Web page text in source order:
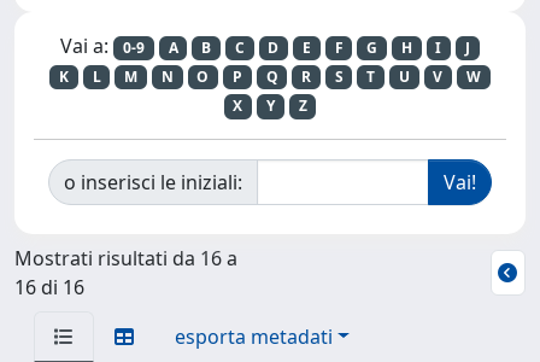
Vai a: 0-9 A B C D E F G H I
J
K
L M N O P Q R S T U V
W
X
Y Z
o inserisci le iniziali:
Mostrati risultati da 16 a
16 di 16
esporta metadati